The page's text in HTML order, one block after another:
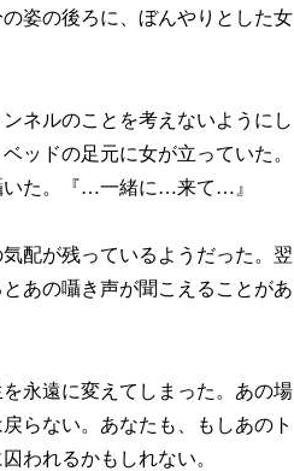
姿の後ろに、ぼんやりとした女
ネルのことを考えないようにし
ッドの足元に女が立っていた。
いた。『…一緒に…来て…』
配が残っているようだった。翌
あの囁き声が聞こえることがあ
永遠に変えてしまった。あの場
らない。あなたも、もしあのト
われるかもしれない。